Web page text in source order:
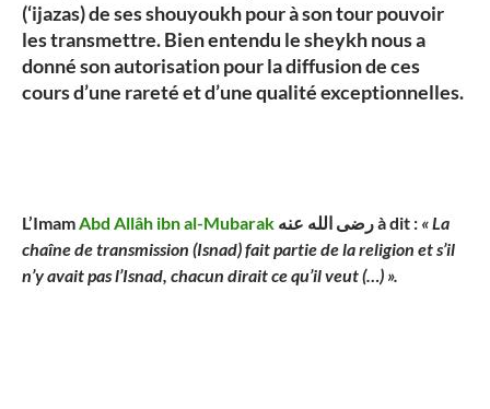
(‘ijazas) de ses shouyoukh pour à son tour pouvoir
les transmettre. Bien entendu le sheykh nous a
donné son autorisation pour la diffusion de ces
cours d’une rareté et d’une qualité exceptionnelles.
L’ImamAbd Allâh ibn al-Mubarak à dit : « La
chaîne de transmission (Isnad) fait partie de la religion et s’il
n’y avait pas l’Isnad, chacun dirait ce qu’il veut (…) ».